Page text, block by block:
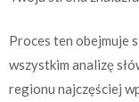
Proces ten obejmuje
wszystkim analizę
regionu najczęściej